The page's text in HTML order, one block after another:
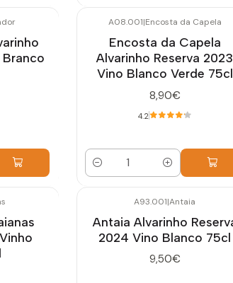
A08.001|Encosta da Capela
Encosta da Capela
Alvarinho Reserva 2023
Vino Blanco Verde 75cl
8,90€
4.2
Cantidad
A93.001|Antaia
Antaia Alvarinho
2024 Vino Blanco 75cl
9,50€